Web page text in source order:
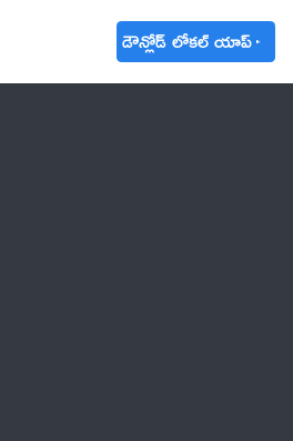
డౌన్లోడ్ లోకల్ యాప్